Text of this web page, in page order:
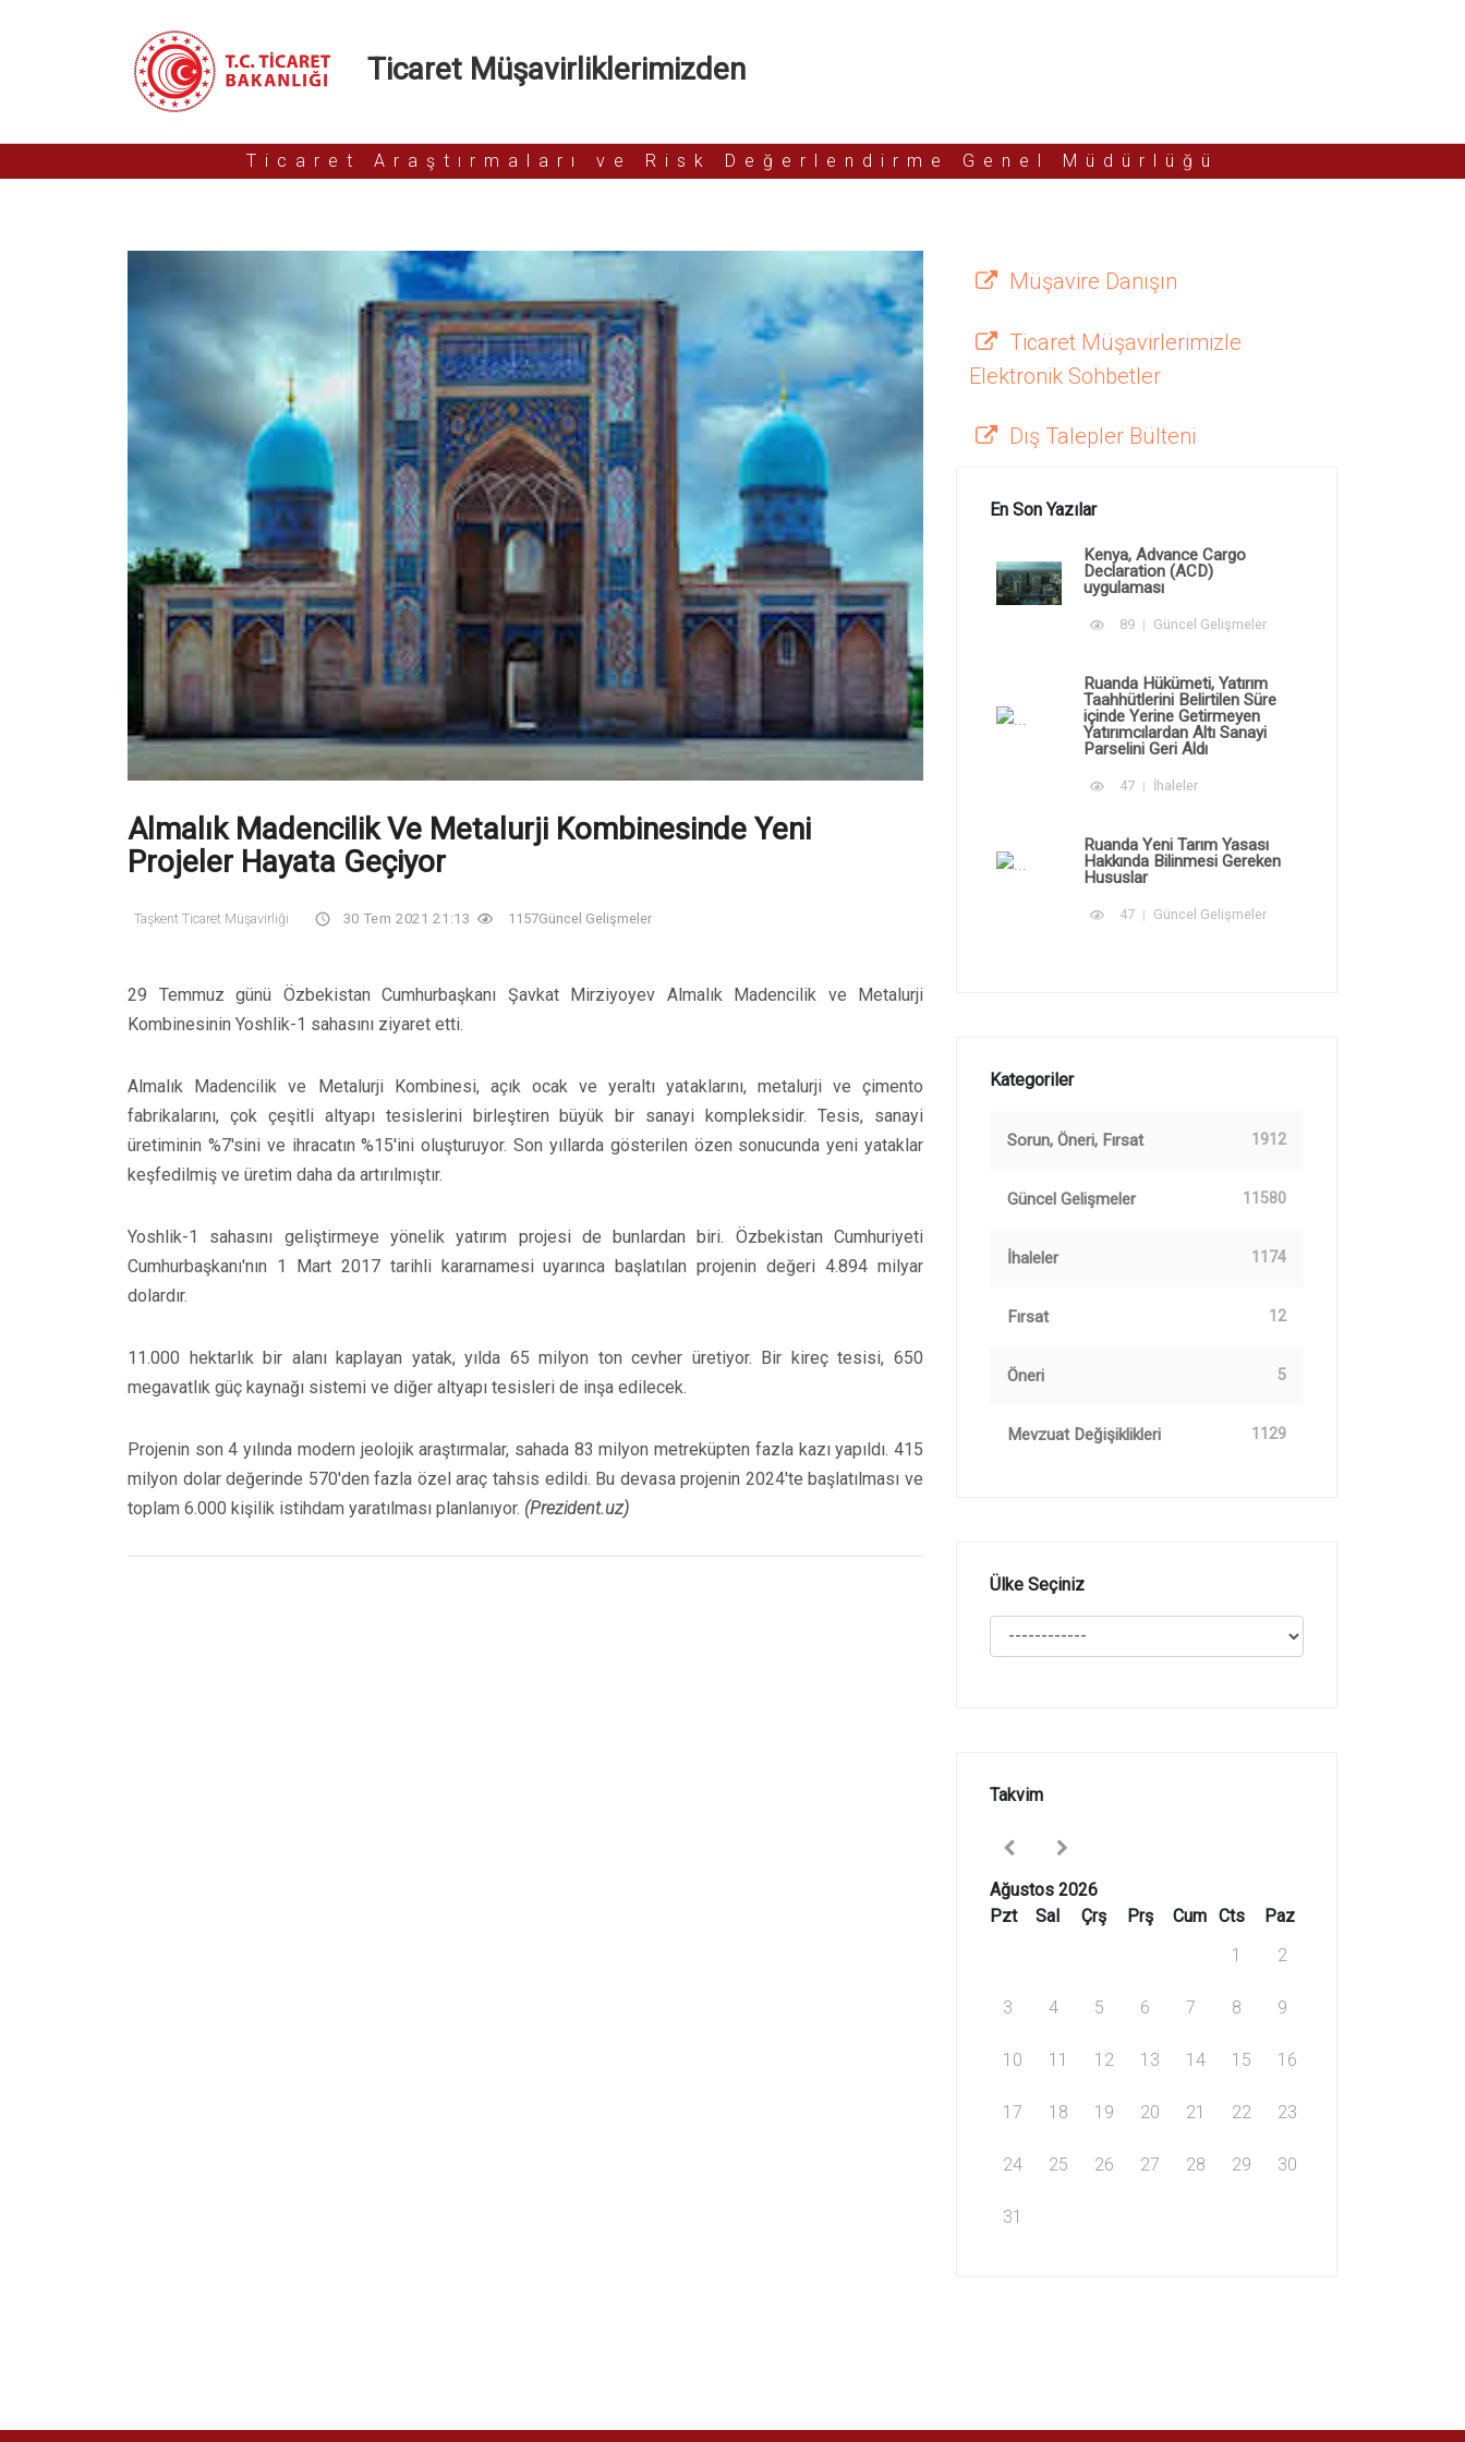
Ticaret Müşavirliklerimizden
Ticaret Araştırmaları ve Risk Değerlendirme Genel Müdürlüğü
Almalık Madencilik Ve Metalurji Kombinesinde Yeni
Projeler Hayata Geçiyor
Taşkent Ticaret Müşavirliği 30 Tem 2021 21:13 1157Güncel Gelişmeler
29 Temmuz günü Özbekistan Cumhurbaşkanı Şavkat Mirziyoyev Almalık Madencilik ve Metalurji
Kombinesinin Yoshlik-1 sahasını ziyaret etti.
Almalık Madencilik ve Metalurji Kombinesi, açık ocak ve yeraltı yataklarını, metalurji ve çimento
fabrikalarını, çok çeşitli altyapı tesislerini birleştiren büyük bir sanayi kompleksidir. Tesis, sanayi
üretiminin %7'sini ve ihracatın %15'ini oluşturuyor. Son yıllarda gösterilen özen sonucunda yeni yataklar
keşfedilmiş ve üretim daha da artırılmıştır.
Yoshlik-1 sahasını geliştirmeye yönelik yatırım projesi de bunlardan biri. Özbekistan Cumhuriyeti
Cumhurbaşkanı'nın 1 Mart 2017 tarihli kararnamesi uyarınca başlatılan projenin değeri 4.894 milyar
dolardır.
11.000 hektarlık bir alanı kaplayan yatak, yılda 65 milyon ton cevher üretiyor. Bir kireç tesisi, 650
megavatlık güç kaynağı sistemi ve diğer altyapı tesisleri de inşa edilecek.
Projenin son 4 yılında modern jeolojik araştırmalar, sahada 83 milyon metreküpten fazla kazı yapıldı. 415
milyon dolar değerinde 570'den fazla özel araç tahsis edildi. Bu devasa projenin 2024'te başlatılması ve
toplam 6.000 kişilik istihdam yaratılması planlanıyor. (Prezident.uz)
Müşavire Danışın
Ticaret Müşavirlerimizle
Elektronik Sohbetler
Dış Talepler Bülteni
En Son Yazılar
Kenya, Advance Cargo
Declaration (ACD)
uygulaması
89 Güncel Gelişmeler
Ruanda Hükümeti, Yatırım
Taahhütlerini Belirtilen Süre
içinde Yerine Getirmeyen
Yatırımcılardan Altı Sanayi
Parselini Geri Aldı
47 İhaleler
Ruanda Yeni Tarım Yasası
Hakkında Bilinmesi Gereken
Hususlar
47 Güncel Gelişmeler
Kategoriler
Sorun, Öneri, Fırsat 1912
Güncel Gelişmeler 11580
İhaleler 1174
Fırsat 12
Öneri 5
Mevzuat Değişiklikleri 1129
Ülke Seçiniz
Takvim
Ağustos 2026
Pzt
Sal Çrş Prş Cum Cts
Paz
1
2
3 4 5 6 7 8 9
10 11 12 13 14 15 16
17 18 19 20 21 22 23
24 25 26 27 28 29 30
31